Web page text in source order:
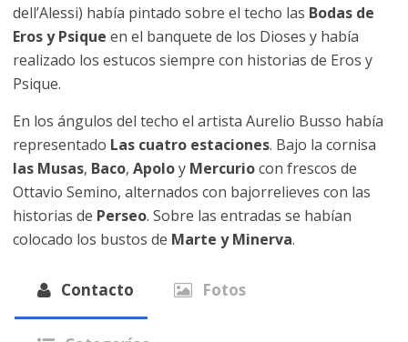
dell’Alessi) había pintado sobre el techo las Bodas de
Eros y Psique en el banquete de los Dioses y había
realizado los estucos siempre con historias de Eros y
Psique.
En los ángulos del techo el artista Aurelio Busso había
representado Las cuatro estaciones. Bajo la cornisa
las Musas, Baco, Apoloy Mercuriocon frescos de
Ottavio Semino, alternados con bajorrelieves con las
historias de Perseo. Sobre las entradas se habían
colocado los bustos de Marte y Minerva.
Contacto Fotos